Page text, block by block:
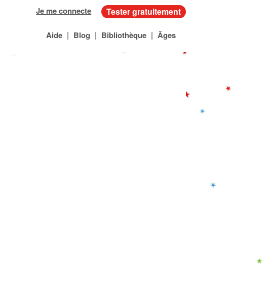
Je me connecte Tester gratuitement
Aide | Blog | Bibliothèque | Âges